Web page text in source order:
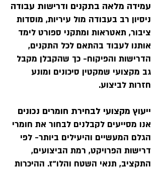
עמידה מלאה בתקנים ודרישות עבודה
ניסיון רב בעבודה מול עיריות, מוסדות
ציבור, תאטראות ומתקני ספורט לימד
אותנו לעבוד בהתאם לכל התקנים,
הדרישות והפיקוח- כך שהקבלן מקבל
גב מקצועי שמקטין סיכונים ומונע
חזרות לביצוע.
ייעוץ מקצועי לבחירת חומרים נכונים
אנו מסייעים לקבלנים לבחור את חומרי
הגלם המעשיים והיעילים ביותר- לפי
דרישות הפרויקט, רמת הביצועים,
התקציב, תנאי השטח והלו"ז. ההיכרות